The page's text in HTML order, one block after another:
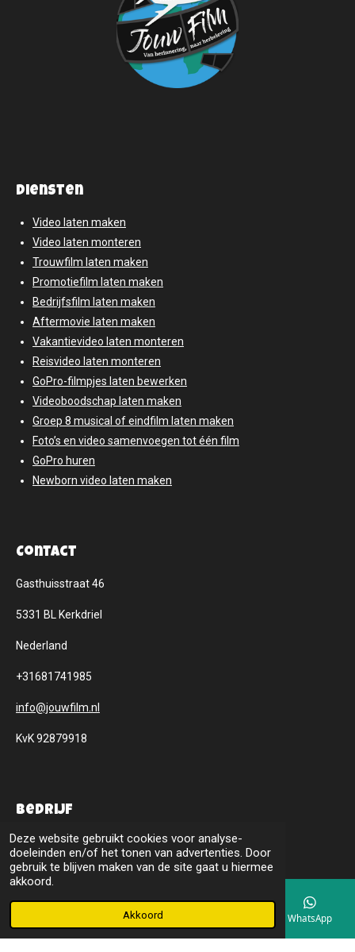
Deze website gebruikt cookies voor analyse-
doeleinden en/of het tonen van advertenties. Door
gebruik te blijven maken van de site gaat u hiermee
akkoord.
Akkoord
diensten
Video laten maken
Video laten monteren
Trouwfilm laten maken
Promotiefilm laten maken
Bedrijfsfilm laten maken
Aftermovie laten maken
Vakantievideo laten monteren
Reisvideo laten monteren
GoPro-filmpjes laten bewerken
Videoboodschap laten maken
Groep 8 musical of eindfilm laten maken
Foto’s en video samenvoegen tot één film
GoPro huren
Newborn video laten maken
Contact
Gasthuisstraat 46
5331 BL Kerkdriel
Nederland
+31681741985
info@jouwfilm.nl
KvK 92879918
Bedrijf
Blogpagina
Beoordelingen
Telefoonnummer WhatsApp